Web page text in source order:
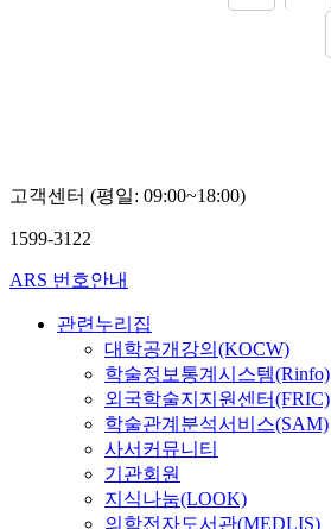
고객센터 (평일: 09:00~18:00)
1599-3122
ARS 번호안내
관련누리집
대학공개강의(KOCW)
학술정보통계시스템(Rinfo)
외국학술지지원센터(FRIC)
학술관계분석서비스(SAM)
사서커뮤니티
기관회원
지식나눔(LOOK)
의학전자도서관(MEDLIS)